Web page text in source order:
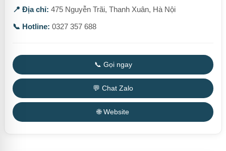
📍 Địa chỉ: 475 Nguyễn Trãi, Thanh Xuân, Hà Nội
📞 Hotline: 0327 357 688
📞 Gọi ngay
💬 Chat Zalo
🌐 Website